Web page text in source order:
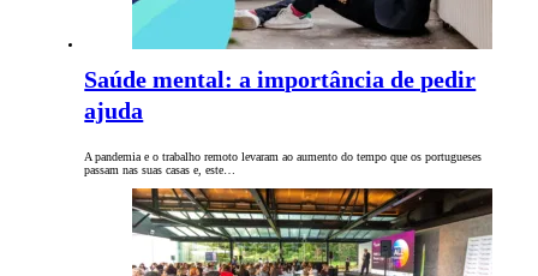
Saúde mental: a importância de pedir
ajuda
A pandemia e o trabalho remoto levaram ao aumento do tempo que os portugueses
passam nas suas casas e, este…